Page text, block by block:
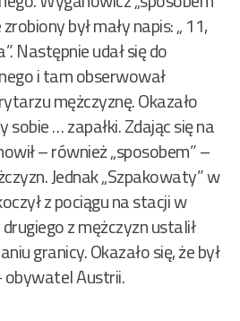
był mały napis: „ 11,
Następnie udał się do
i tam obserwował
mężczyznę. Okazało
sobie … zapałki. Zdając się na
– również „sposobem” –
Jednak „Szpakowaty” w
z pociągu na stacji w
z mężczyzn ustalił
granicy. Okazało się, że był
Austrii.